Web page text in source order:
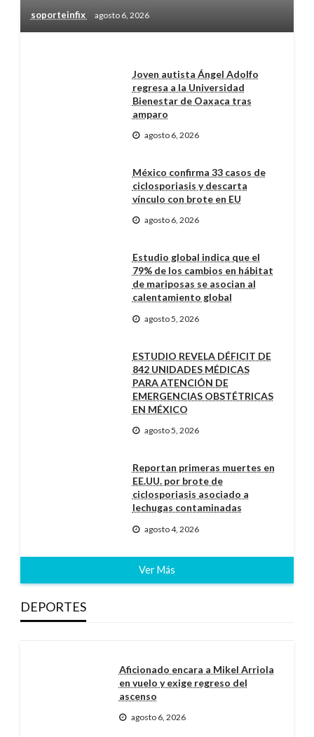
soporteinfix agosto 6, 2026
Joven autista Ángel Adolfo
regresa a la Universidad
Bienestar de Oaxaca tras
amparo
agosto 6, 2026
México confirma 33 casos de
ciclosporiasis y descarta
vínculo con brote en EU
agosto 6, 2026
Estudio global indica que el
79% de los cambios en hábitat
de mariposas se asocian al
calentamiento global
agosto 5, 2026
ESTUDIO REVELA DÉFICIT DE
842 UNIDADES MÉDICAS
PARA ATENCIÓN DE
EMERGENCIAS OBSTÉTRICAS
EN MÉXICO
agosto 5, 2026
Reportan primeras muertes en
EE.UU. por brote de
ciclosporiasis asociado a
lechugas contaminadas
agosto 4, 2026
Ver Más
DEPORTES
Aficionado encara a Mikel Arriola
en vuelo y exige regreso del
ascenso
agosto 6, 2026